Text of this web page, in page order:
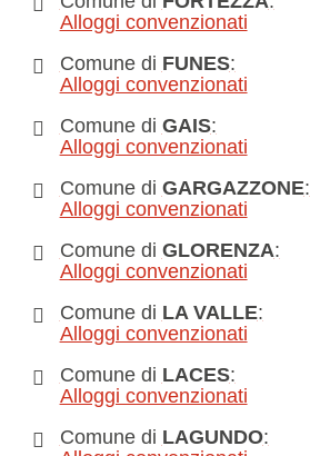
Alloggi convenzionati
Comune di FUNES:
Alloggi convenzionati
Comune di GAIS:
Alloggi convenzionati
Comune di GARGAZZONE:
Alloggi convenzionati
Comune di GLORENZA:
Alloggi convenzionati
Comune di LA VALLE:
Alloggi convenzionati
Comune di LACES:
Alloggi convenzionati
Comune di LAGUNDO: